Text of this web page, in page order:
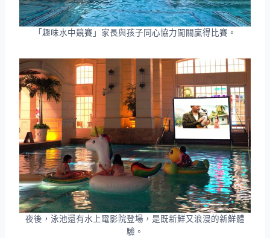
「趣味水中競賽」家長與孩子同心協力闖關贏得比賽。
夜後，泳池還有水上電影院登場，是既新鮮又浪漫的新鮮體
驗。